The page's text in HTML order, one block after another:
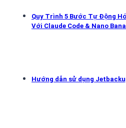
Quy Trình 5 Bước Tự Động
Với Claude Code & Nano
Hướng dẫn sử dụng